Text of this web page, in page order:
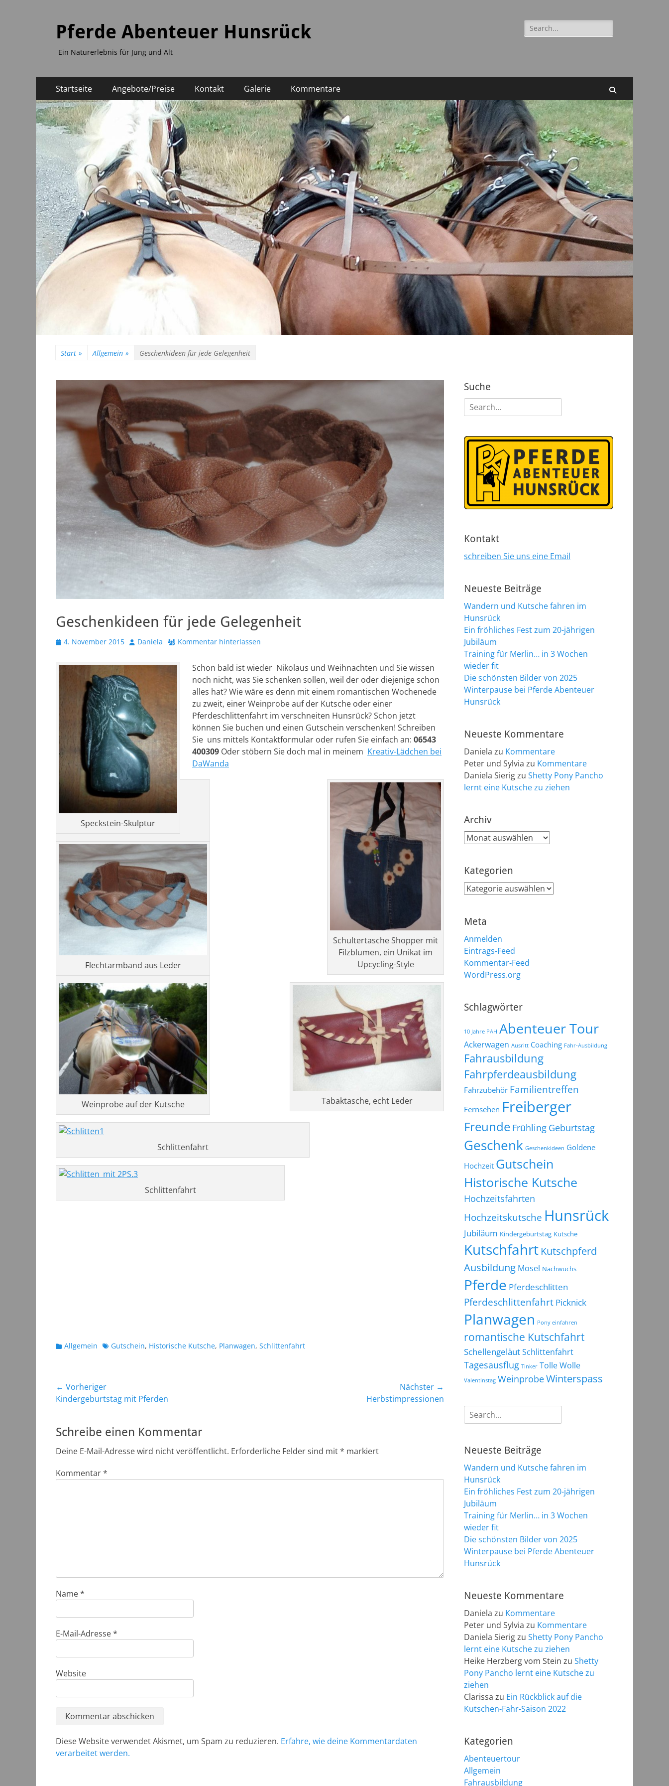
Pferde Abenteuer Hunsrück
Ein Naturerlebnis für Jung und Alt
Suchen
nach:
Primäres
Menü
Inhalt
springen
Startseite Angebote/Preise Kontakt Galerie Kommentare
Start » Allgemein » Geschenkideen für jede Gelegenheit
Geschenkideen für jede Gelegenheit
Veröffentlicht
4. November 2015 AutorDaniela Kommentar hinterlassen
Speckstein-Skulptur
Schon bald ist wieder Nikolaus und Weihnachten und Sie wissen
noch nicht, was Sie schenken sollen, weil der oder diejenige schon
alles hat? Wie wäre es denn mit einem romantischen Wochenede
zu zweit, einer Weinprobe auf der Kutsche oder einer
Pferdeschlittenfahrt im verschneiten Hunsrück? Schon jetzt
können Sie buchen und einen Gutschein verschenken! Schreiben
Sie uns mittels Kontaktformular oder rufen Sie einfach an: 06543
400309 Oder stöbern Sie doch mal in meinem Kreativ-Lädchen bei
DaWanda
Schultertasche Shopper mit
Filzblumen, ein Unikat im
Upcycling-Style
Flechtarmband aus Leder
Tabaktasche, echt Leder
Weinprobe auf der Kutsche
Schlittenfahrt
Schlittenfahrt
Kategorien
Allgemein Schlagworte
Gutschein, Historische Kutsche, Planwagen, Schlittenfahrt
Beitragsnavigation
← Vorheriger
Vorheriger
Kindergeburtstag mit Pferden
Nächster →
Herbstimpressionen
Schreibe einen Kommentar
Deine E-Mail-Adresse wird nicht veröffentlicht. Erforderliche Felder sind mit* markiert
Kommentar*
Name*
E-Mail-Adresse*
Website
Diese Website verwendet Akismet, um Spam zu reduzieren. Erfahre, wie deine Kommentardaten
verarbeitet werden.
Suche
Suchen
nach:
Kontakt
schreiben Sie uns eine Email
Neueste Beiträge
Wandern und Kutsche fahren im
Hunsrück
Ein fröhliches Fest zum 20-jährigen
Jubiläum
Training für Merlin… in 3 Wochen
wieder fit
Die schönsten Bilder von 2025
Winterpause bei Pferde Abenteuer
Hunsrück
Neueste Kommentare
Daniela zu Kommentare
Peter und Sylvia zu Kommentare
Daniela Sierigzu Shetty Pony Pancho
lernt eine Kutsche zu ziehen
Archiv
Archiv
Kategorien
Kategorien
Meta
Anmelden
Eintrags-Feed
Kommentar-Feed
WordPress.org
Schlagwörter
10 Jahre PAH Abenteuer Tour
Ackerwagen Ausritt Coaching Fahr-Ausbildung
Fahrausbildung
Fahrpferdeausbildung
Fahrzubehör Familientreffen
Fernsehen Freiberger
Freunde Frühling Geburtstag
Geschenk Geschenkideen Goldene
Hochzeit Gutschein
Historische Kutsche
Hochzeitsfahrten
Hochzeitskutsche Hunsrück
Jubiläum Kindergeburtstag Kutsche
Kutschfahrt Kutschpferd
Ausbildung Mosel Nachwuchs
Pferde Pferdeschlitten
Pferdeschlittenfahrt Picknick
Planwagen Pony einfahren
romantische Kutschfahrt
SchellengeläutSchlittenfahrt
Tagesausflug Tinker Tolle Wolle
Valentinstag WeinprobeWinterspass
Suchen
nach:
Neueste Beiträge
Wandern und Kutsche fahren im
Hunsrück
Ein fröhliches Fest zum 20-jährigen
Jubiläum
Training für Merlin… in 3 Wochen
wieder fit
Die schönsten Bilder von 2025
Winterpause bei Pferde Abenteuer
Hunsrück
Neueste Kommentare
Daniela zu Kommentare
Peter und Sylvia zu Kommentare
Daniela Sierigzu Shetty Pony Pancho
lernt eine Kutsche zu ziehen
Heike Herzberg vom Stein zu Shetty
Pony Pancho lernt eine Kutsche zu
ziehen
Clarissa zu Ein Rückblick auf die
Kutschen-Fahr-Saison 2022
Kategorien
Abenteuertour
Allgemein
Fahrausbildung